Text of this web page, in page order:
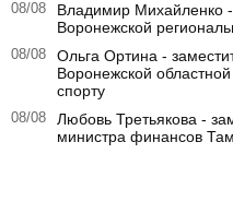
08/08
Владимир Михайленко
Воронежской
08/08
Ольга Ортина -
Воронежской
спорту
08/08
Любовь Третьякова -
министра финансов